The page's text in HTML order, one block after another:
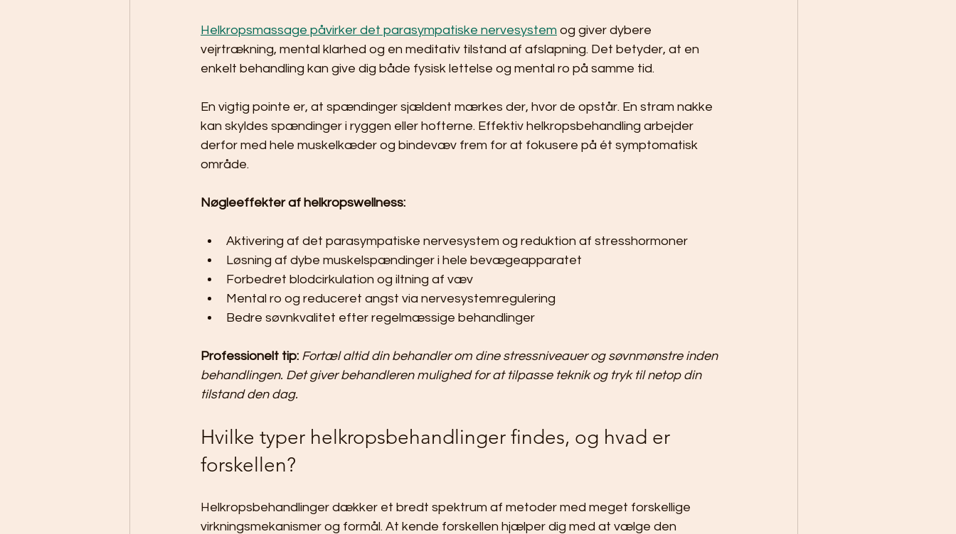
Helkropsmassage påvirker det parasympatiske nervesystem og giver dybere
vejrtrækning, mental klarhed og en meditativ tilstand af afslapning. Det betyder, at en
enkelt behandling kan give dig både fysisk lettelse og mental ro på samme tid.
En vigtig pointe er, at spændinger sjældent mærkes der, hvor de opstår. En stram nakke
kan skyldes spændinger i ryggen eller hofterne. Effektiv helkropsbehandling arbejder
derfor med hele muskelkæder og bindevæv frem for at fokusere på ét symptomatisk
område.
Nøgleeffekter af helkropswellness:
Aktivering af det parasympatiske nervesystem og reduktion af stresshormoner
Løsning af dybe muskelspændinger i hele bevægeapparatet
Forbedret blodcirkulation og iltning af væv
Mental ro og reduceret angst via nervesystemregulering
Bedre søvnkvalitet efter regelmæssige behandlinger
Professionelt tip: Fortæl altid din behandler om dine stressniveauer og søvnmønstre inden
behandlingen. Det giver behandleren mulighed for at tilpasse teknik og tryk til netop din
tilstand den dag.
Hvilke typer helkropsbehandlinger findes, og hvad er
forskellen?
Helkropsbehandlinger dækker et bredt spektrum af metoder med meget forskellige
virkningsmekanismer og formål. At kende forskellen hjælper dig med at vælge den